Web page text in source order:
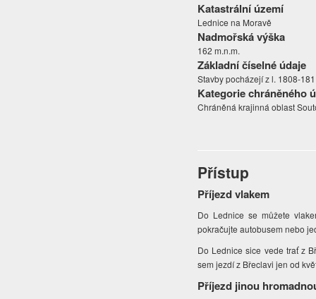
Katastrální území
Lednice na Moravě
Nadmořská výška
162 m.n.m.
Základní číselné údaje
Stavby pocházejí z l. 1808-
Kategorie chráněného
Chráněná krajinná oblast
Přístup
Příjezd vlakem
Do Lednice se můžete
pokračujte autobusem nebo
Do Lednice sice vede trať z
sem jezdí z Břeclavi jen od
Příjezd jinou